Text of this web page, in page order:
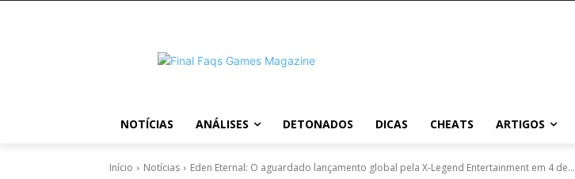
NOTÍCIAS ANÁLISES DETONADOS DICAS CHEATS ARTIGOS
Início Notícias Eden Eternal: O aguardado lançamento global pela X-Legend Entertainment em 4 de...